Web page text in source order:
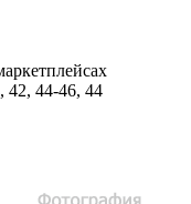
, 42, 44-46, 44